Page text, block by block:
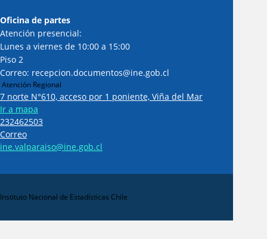
Oficina de partes
Atención presencial:
Lunes a viernes de 10:00 a 15:00
Piso 2
Correo: recepcion.documentos@ine.gob.cl
Atención Regional
7 norte N°610, acceso por 1 poniente, Viña del Mar
Ir a mapa
232462503
Correo
ine.valparaiso@ine.gob.cl
Instituto Nacional de Estadísticas Chile